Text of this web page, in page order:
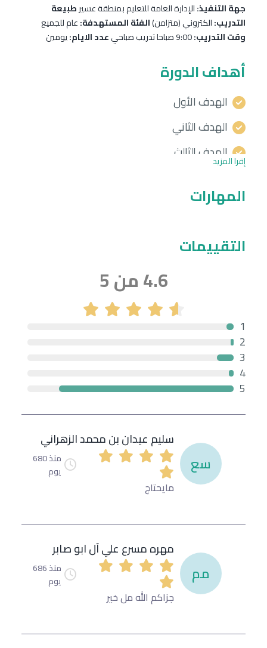
جهة التنفيذ:الإدارة العامة للتعليم بمنطقة عسيرطبيعة
التدريب:الكتروني (متزامن)الفئة المستهدفة:عام للجميع
وقت التدريب:
عدد الايام:يومين
أهداف الدورة
الهدف الأول
الهدف الثاني
الهدف الثالثإقرا المزيد
المهارات
التقييمات
4.6 من 5
1
2
3
4
5
سع
سليم عيدان بن محمد الزهراني
منذ 680
يوم
مايحتاج
مم
مهره مسرع علي آل ابو صابر
منذ 686
يوم
جزاكم الله مل خير